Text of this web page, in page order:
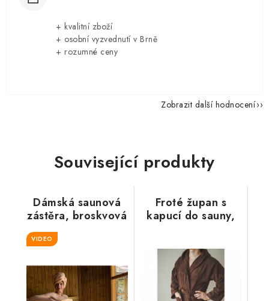
+ kvalitní zboží
+ osobní vyzvednutí v Brně
+ rozumné ceny
Zobrazit další hodnocení
Související produkty
Dámská saunová
zástěra, broskvová
VIDEO
Froté župan s
kapucí do sauny,